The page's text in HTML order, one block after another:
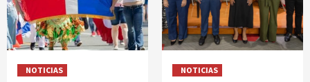
NOTICIAS NOTICIAS